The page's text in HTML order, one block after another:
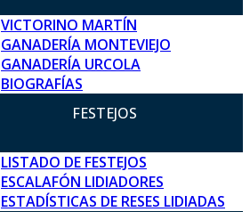
VICTORINO MARTÍN
GANADERÍA MONTEVIEJO
GANADERÍA URCOLA
BIOGRAFÍAS
FESTEJOS
LISTADO DE FESTEJOS
ESCALAFÓN LIDIADORES
ESTADÍSTICAS DE RESES LIDIADAS